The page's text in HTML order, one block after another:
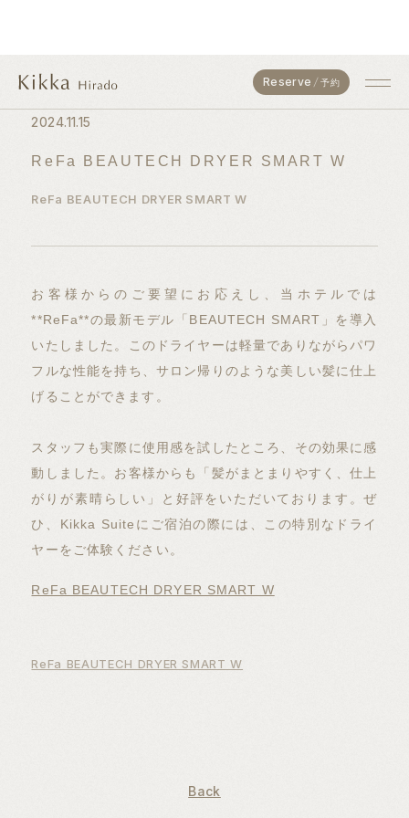
Reserve 予約
2024.11.15
ReFa BEAUTECH DRYER SMART W
ReFa BEAUTECH DRYER SMART W
お客様からのご要望にお応えし、当ホテルでは
**ReFa**の最新モデル「BEAUTECH SMART」を導入
いたしました。このドライヤーは軽量でありながらパワ
フルな性能を持ち、サロン帰りのような美しい髪に仕上
げることができます。
スタッフも実際に使用感を試したところ、その効果に感
動しました。お客様からも「髪がまとまりやすく、仕上
がりが素晴らしい」と好評をいただいております。ぜ
ひ、Kikka Suiteにご宿泊の際には、この特別なドライ
ヤーをご体験ください。
ReFa BEAUTECH DRYER SMART W
ReFa BEAUTECH DRYER SMART W
Back